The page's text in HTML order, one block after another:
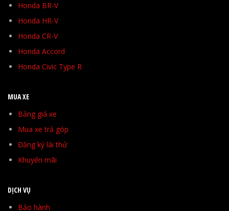
Honda BR-V
Honda HR-V
Honda CR-V
Honda Accord
Honda Civic Type R
MUA XE
Bảng giá xe
Mua xe trả góp
Đăng ký lái thử
Khuyến mãi
DỊCH VỤ
Bảo hành